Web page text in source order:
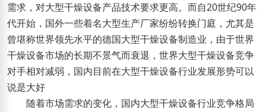
需求，对大型干燥设备产品技术要求更高。而自20世纪90年
代开始，国外一些着名大型生产厂家纷纷转换门庭，尤其是
曾堪称世界领先水平的德国大型干燥设备制造业，由于世界
干燥设备市场的长期不景气而衰退，世界大型干燥设备竞争
对手相对减弱，国内目前在大型干燥设备行业发展形势可以
说是大好
随着市场需求的变化，国内大型干燥设备行业竞争格局